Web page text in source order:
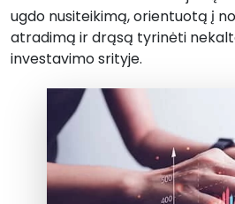
ugdo nusiteikimą, orientuotą į
atradimą ir drąsą tyrinėti
investavimo srityje.